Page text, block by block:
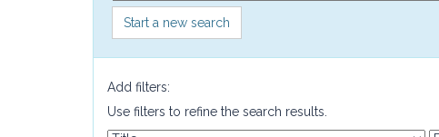
Start a new search
Add filters:
Use filters to refine the search results.